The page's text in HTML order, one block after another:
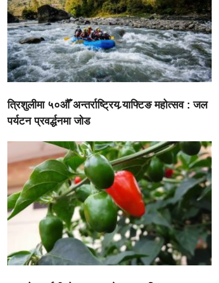
त्रिशुलीमा ५०औँ अन्तर्राष्ट्रिय र्‍याफ्टिङ महोत्सव : जल
पर्यटन प्रवर्द्धनमा जोड